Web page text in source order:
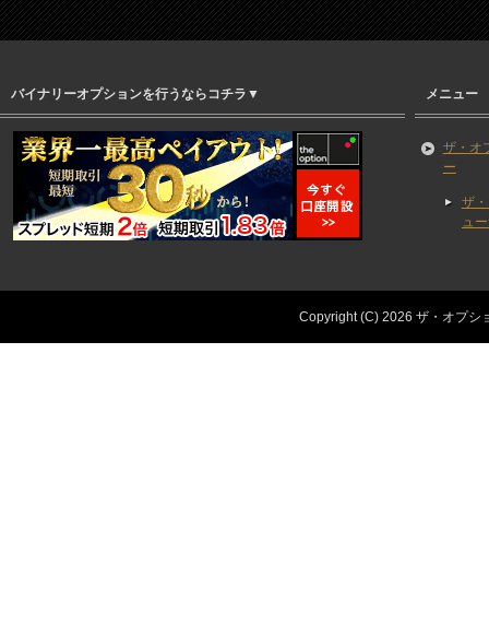
バイナリーオプションを行うならコチラ▼ メニュー
ザ・オ
ー
ザ
ュ
Copyright (C) 2026 ザ・オプシ